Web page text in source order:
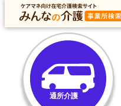
トップ データ
トップ 東京都 世田谷区 通所介護
通所介護